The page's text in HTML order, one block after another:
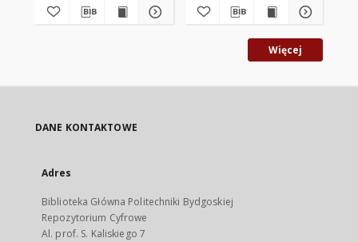
Więcej
DANE KONTAKTOWE
Adres
Biblioteka Główna Politechniki Bydgoskiej
Repozytorium Cyfrowe
Al. prof. S. Kaliskiego 7